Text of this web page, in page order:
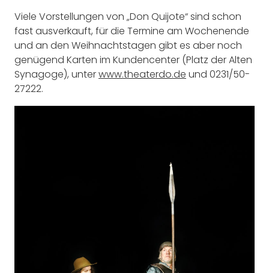
Viele Vorstellungen von „Don Quijote“ sind schon
fast ausverkauft, für die Termine am Wochenende
und an den Weihnachtstagen gibt es aber noch
genügend Karten im Kundencenter (Platz der Alten
Synagoge), unterwww.theaterdo.de und 0231/50-
27222.